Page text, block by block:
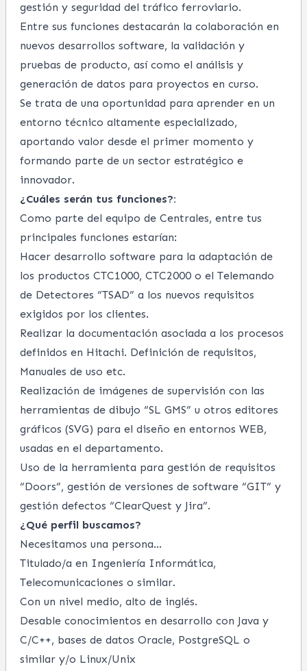
gestión y seguridad del tráfico ferroviario.
Entre sus funciones destacarán la colaboración en
nuevos desarrollos software, la validación y
pruebas de producto, así como el análisis y
generación de datos para proyectos en curso.
Se trata de una oportunidad para aprender en un
entorno técnico altamente especializado,
aportando valor desde el primer momento y
formando parte de un sector estratégico e
innovador.
¿Cuáles serán tus funciones?:
Como parte del equipo de Centrales, entre tus
principales funciones estarían:
Hacer desarrollo software para la adaptación de
los productos CTC1000, CTC2000 o el Telemando
de Detectores “TSAD” a los nuevos requisitos
exigidos por los clientes.
Realizar la documentación asociada a los procesos
definidos en Hitachi. Definición de requisitos,
Manuales de uso etc.
Realización de imágenes de supervisión con las
herramientas de dibujo “SL GMS” u otros editores
gráficos (SVG) para el diseño en entornos WEB,
usadas en el departamento.
Uso de la herramienta para gestión de requisitos
“Doors”, gestión de versiones de software “GIT” y
gestión defectos “ClearQuest y Jira”.
¿Qué perfil buscamos?
Necesitamos una persona…
Titulado/a en Ingeniería Informática,
Telecomunicaciones o similar.
Con un nivel medio, alto de inglés.
Desable conocimientos en desarrollo con Java y
C/C++, bases de datos Oracle, PostgreSQL o
similar y/o Linux/Unix